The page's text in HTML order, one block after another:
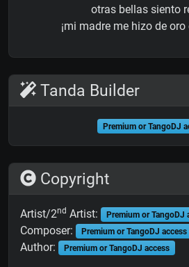
otras bellas siento
¡mi madre me hizo de
Tanda Builder
Premium or TangoDJ
Copyright
Artist/2nd Artist: Premium or TangoDJ
Composer: Premium or TangoDJ access
Author: Premium or TangoDJ access